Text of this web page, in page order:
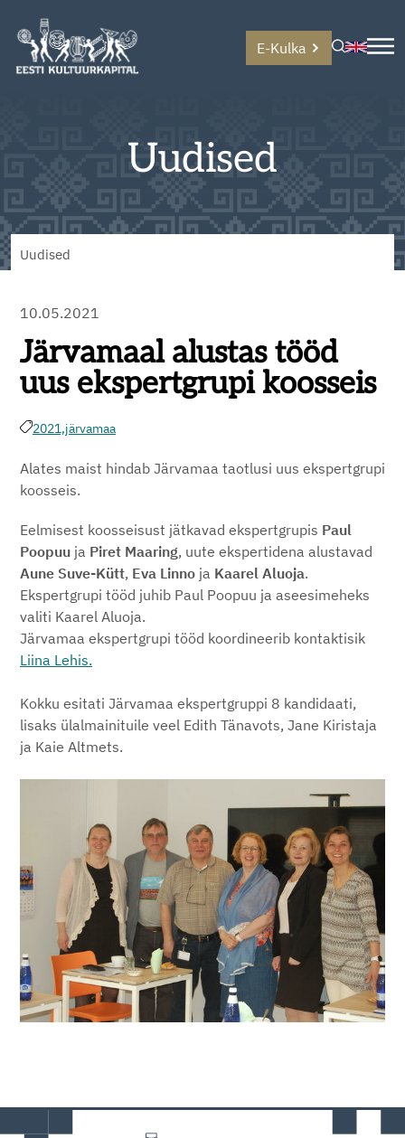
E-Kulka
Uudised
Uudised
10.05.2021
Järvamaal alustas tööd
uus ekspertgrupi koosseis
2021,järvamaa
Alates maist hindab Järvamaa taotlusi uus ekspertgrupi
koosseis.
Eelmisest koosseisust jätkavad ekspertgrupis Paul
Poopuu ja Piret Maaring, uute ekspertidena alustavad
Aune Suve-Kütt, Eva Linno ja Kaarel Aluoja.
Ekspertgrupi tööd juhib Paul Poopuu ja aseesimeheks
valiti Kaarel Aluoja.
Järvamaa ekspertgrupi tööd koordineerib kontaktisik
Liina Lehis.
Kokku esitati Järvamaa ekspertgruppi 8 kandidaati,
lisaks ülalmainituile veel Edith Tänavots, Jane Kiristaja
ja Kaie Altmets.